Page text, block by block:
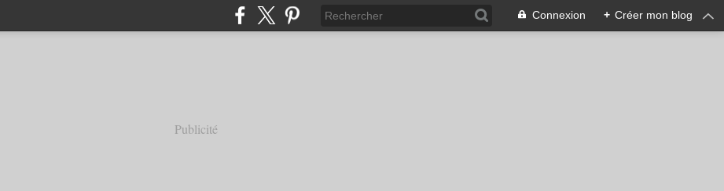
Connexion + Créer mon blog
Publicité